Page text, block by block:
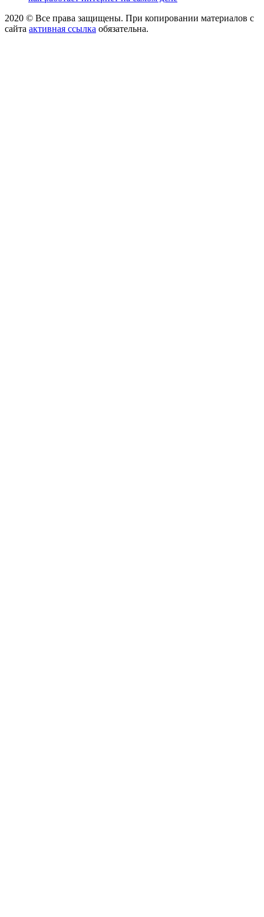
2020 © Все права защищены. При копировании материалов с
сайта активная ссылка обязательна.